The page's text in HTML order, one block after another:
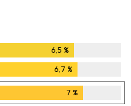
6,5 %
6,7 %
7 %